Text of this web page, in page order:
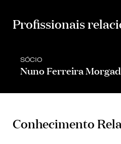
Profissionais
SÓCIO
Nuno Ferreira
Conhecimento